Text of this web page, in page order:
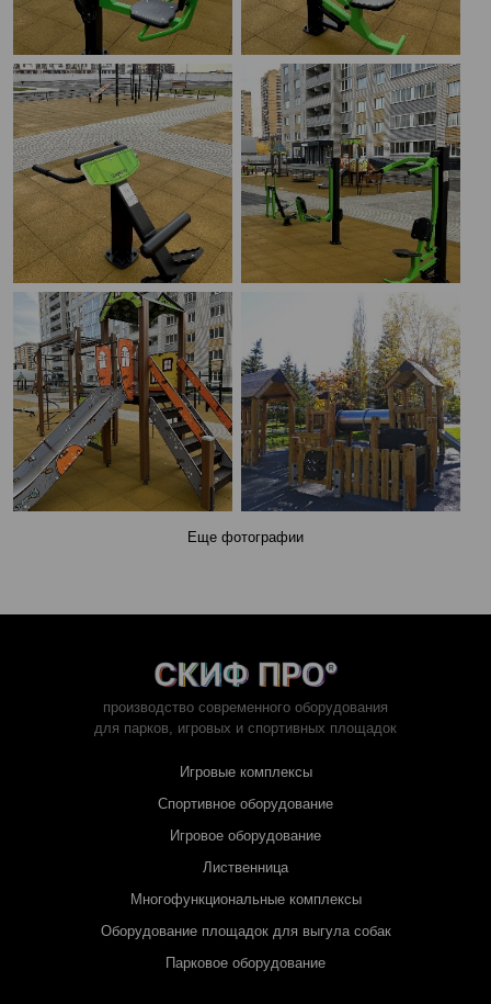
Еще фотографии
производство современного оборудования
для парков, игровых и спортивных площадок
Игровые комплексы
Спортивное оборудование
Игровое оборудование
Лиственница
Многофункциональные комплексы
Оборудование площадок для выгула собак
Парковое оборудование